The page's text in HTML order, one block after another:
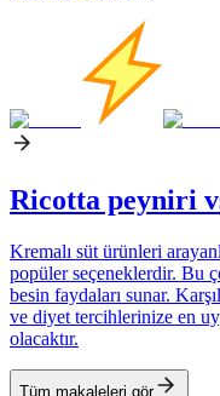
Ricotta peyniri
Kremalı süt ürünleri
popüler seçeneklerdir. Bu
besin faydaları sunar.
ve diyet tercihlerinize en
olacaktır.
Tüm makaleleri gör